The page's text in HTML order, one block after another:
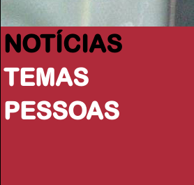
NOTÍCIAS
TEMAS
PESSOAS